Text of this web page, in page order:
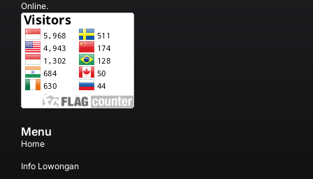
Online.
Menu
Home
Info Lowongan